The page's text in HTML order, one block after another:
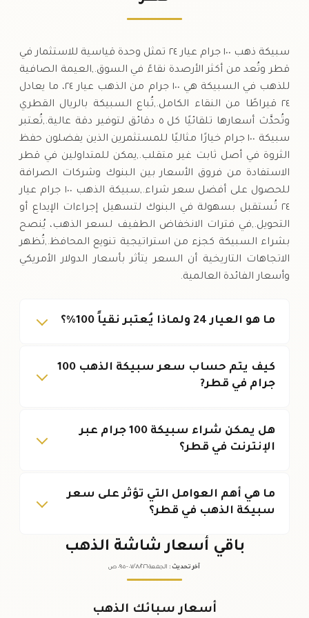
سبيكة ذهب ١٠٠ جرام عيار ٢٤ تمثل وحدة قياسية للاستثمار في
قطر وتُعد من أكثر الأرصدة نقاءً في السوق.,العيمة الصافية
للذهب في السبيكة هي ١٠٠ جرام من الذهب عيار ٢٤، ما يعادل
٢٤ قيراطًا من النقاء الكامل.,تُباع السبيكة بالريال القطري
وتُحدَّث أسعارها تلقائيًا كل ٥ دقائق لتوفير دقة عالية.,تُعتبر
سبيكة ١٠٠ جرام خيارًا مثاليًا للمستثمرين الذين يفضلون حفظ
الثروة في أصل ثابت غير متقلب.,يمكن للمتداولين في قطر
الاستفادة من فروق الأسعار بين البنوك وشركات الصرافة
للحصول على أفضل سعر شراء.,سبيكة الذهب ١٠٠ جرام عيار
٢٤ تُستقبل بسهولة في البنوك لتسهيل إجراءات الإيداع أو
التحويل.,في فترات الانخفاض الطفيف لسعر الذهب، يُنصح
بشراء السبيكة كجزء من استراتيجية تنويع المحافظ.,تُظهر
الاتجاهات التاريخية أن السعر يتأثر بأسعار الدولار الأمريكي
وأسعار الفائدة العالمية.
ما هو العيار 24 ولماذا يُعتبر نقياً 100%؟
كيف يتم حساب سعر سبيكة الذهب 100
جرام في قطر?
هل يمكن شراء سبيكة 100 جرام عبر
الإنترنت في قطر؟
ما هي أهم العوامل التي تؤثر على سعر
سبيكة الذهب في قطر؟
باقي أسعار شاشة الذهب
آخر تحديث : الجمعة ٠٧ /٠٨/٢٠٢٦ - ٠٩:٠٥ ص
أسعار سبائك الذهب